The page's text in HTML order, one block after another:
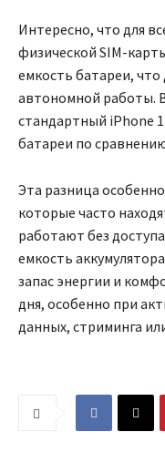
Интересно, что для
физической SIM-
емкость батареи,
автономной работы.
стандартный iPhone
батареи по
Эта разница
которые часто
работают без
емкость
запас энергии и
дня, особенно при
данных, стриминга